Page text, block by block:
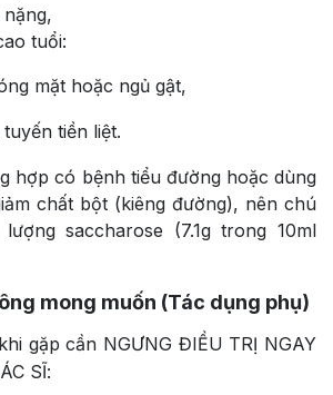
tuổi:
mặt hoặc ngủ gật,
tiền liệt.
hợp có bệnh tiểu đường hoặc dùng
chất bột (kiêng đường), nên chú
saccharose (7.1g trong 10ml
mong muốn (Tác dụng phụ)
gặp cần NGƯNG ĐIỀU TRỊ NGAY
SĨ: